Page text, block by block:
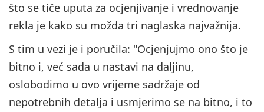
što se tiče uputa za ocjenjivanje i vrednovanje
rekla je kako su možda tri naglaska najvažnija.
S tim u vezi je i poručila: "Ocjenjujmo ono što je
bitno i, već sada u nastavi na daljinu,
oslobodimo u ovo vrijeme sadržaje od
nepotrebnih detalja i usmjerimo se na bitno, i to